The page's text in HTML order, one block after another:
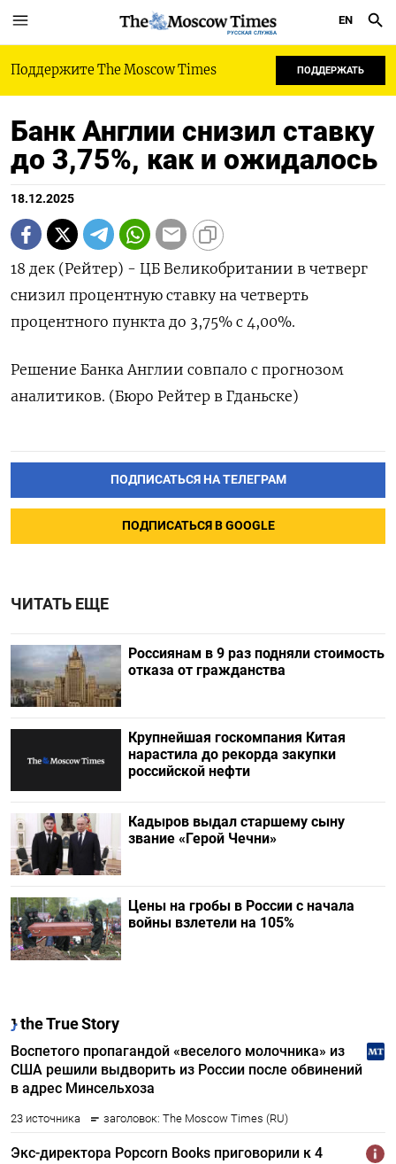
РУССКАЯ СЛУЖБА
EN
Поддержите The Moscow Times ПОДДЕРЖАТЬ
Банк Англии снизил ставку
до 3,75%, как и ожидалось
18.12.2025
18 дек (Рейтер) - ЦБ Великобритании в четверг
снизил процентную ставку на четверть
процентного пункта до 3,75% с 4,00%.
Решение Банка Англии совпало с прогнозом
аналитиков. (Бюро Рейтер в Гданьске)
ПОДПИСАТЬСЯ НА ТЕЛЕГРАМ
ПОДПИСАТЬСЯ В GOOGLE
ЧИТАТЬ ЕЩЕ
Россиянам в 9 раз подняли стоимость
отказа от гражданства
Крупнейшая госкомпания Китая
нарастила до рекорда закупки
российской нефти
Кадыров выдал старшему сыну
звание «Герой Чечни»
Цены на гробы в России с начала
войны взлетели на 105%